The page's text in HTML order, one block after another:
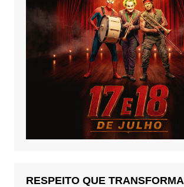
RESPEITO QUE TRANSFORMA